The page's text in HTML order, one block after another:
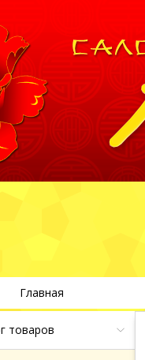
Главная
товаров